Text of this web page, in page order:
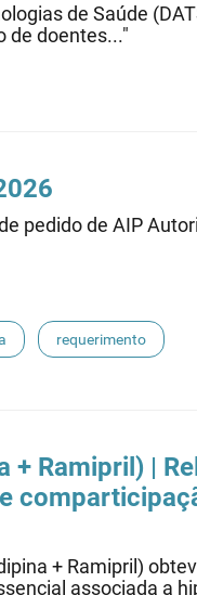
de Saúde
de doentes..."
pedido de AIP
requerimento
+ Ramipril) |
+ Ramipril)
associada a